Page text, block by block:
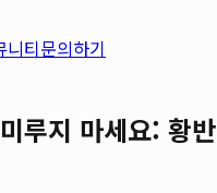
니티문의하기
루지 마세요: 황